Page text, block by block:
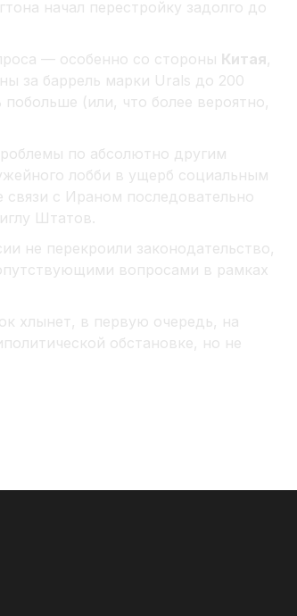
начал перестройку задолго до
— особенно со стороны Китая,
за баррель марки Urals до 200
побольше (или, что более вероятно,
по абсолютно другим
лобби в ущерб социальным
связи с Ираном последовательно
Штатов.
не перекроили законодательство,
вопросами в рамках
хлынет, в первую очередь, на
обстановке, но не